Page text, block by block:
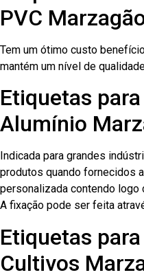
PVC
Tem um ótimo custo
mantém um nível de
Etiquetas
Alumínio
Indicada para grandes
produtos quando fornecidos
personalizada contendo
A fixação pode ser feita
Etiquetas
Cultivos